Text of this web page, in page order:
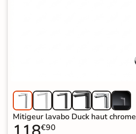
Mitigeur lavabo Duck haut chrome
€90